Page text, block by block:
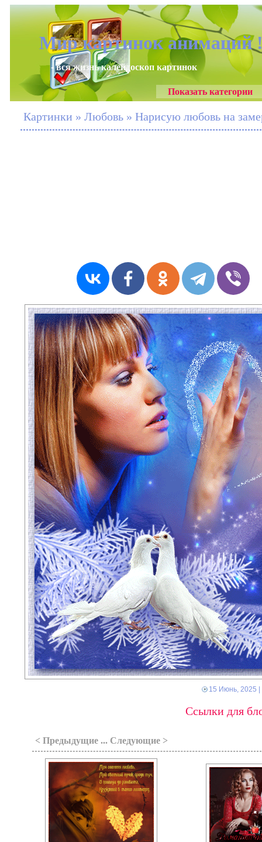
Мир картинок анимаций
- вся жизнь калейдоскоп картинок
Показать категории
Картинки » Любовь » Нарисую любовь на
15 Июнь, 2025
Ссылки для
< Предыдущие ... Следующие >